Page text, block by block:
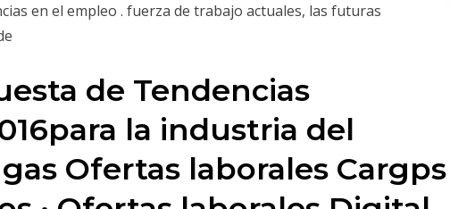
en el empleo . fuerza de trabajo actuales, las futuras
de Tendencias
la industria del
Ofertas laborales Cargps